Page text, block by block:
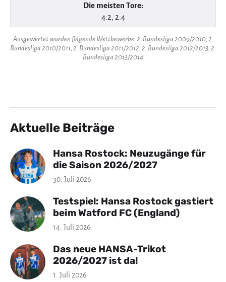
Die meisten Tore:
4:2, 2:4
Ausgewertet wurden folgende Wettbewerbe: 2. Bundesliga 2009/2010, 2.
Bundesliga 2010/2011, 2. Bundesliga 2011/2012, 2. Bundesliga 2012/2013, 2.
Bundesliga 2013/2014
Aktuelle Beiträge
Hansa Rostock: Neuzugänge für
die Saison 2026/2027
30. Juli 2026
Testspiel: Hansa Rostock gastiert
beim Watford FC (England)
14. Juli 2026
Das neue HANSA-Trikot
2026/2027 ist da!
1. Juli 2026